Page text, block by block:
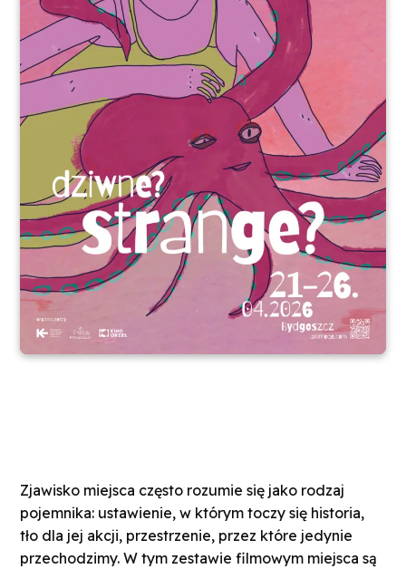
Zjawisko miejsca często rozumie się jako rodzaj
pojemnika: ustawienie, w którym toczy się historia,
tło dla jej akcji, przestrzenie, przez które jedynie
przechodzimy. W tym zestawie filmowym miejsca są